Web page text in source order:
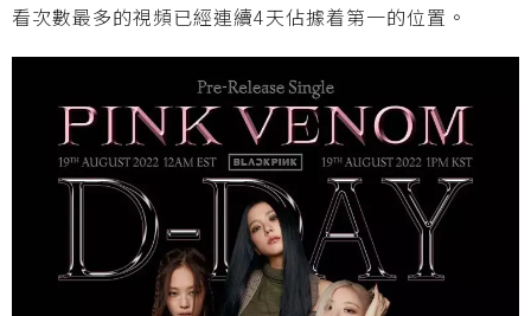
看次數最多的視頻已經連續4天佔據着第一的位置。